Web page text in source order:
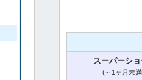
スーパーシ
(～1ヶ月未